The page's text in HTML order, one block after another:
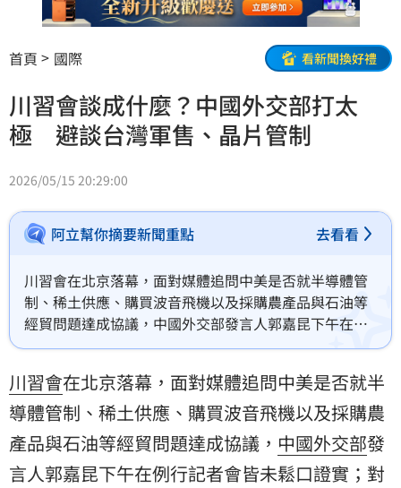
首頁 國際 看新聞換好禮
川習會談成什麼？中國外交部打太
極 避談台灣軍售、晶片管制
2026/05/15 20:29:00
阿立幫你摘要新聞重點 去看看
川習會在北京落幕，面對媒體追問中美是否就半導體管
制、稀土供應、購買波音飛機以及採購農產品與石油等
經貿問題達成協議，中國外交部發言人郭嘉昆下午在例
行記者會皆未鬆口證實；對於川普當面邀請習近平9月訪
川習會在北京落幕，面對媒體追問中美是否就半
導體管制、稀土供應、購買波音飛機以及採購農
產品與石油等經貿問題達成協議， 中國外交部發
言人郭嘉昆下午在例行記者會皆未鬆口證實；對